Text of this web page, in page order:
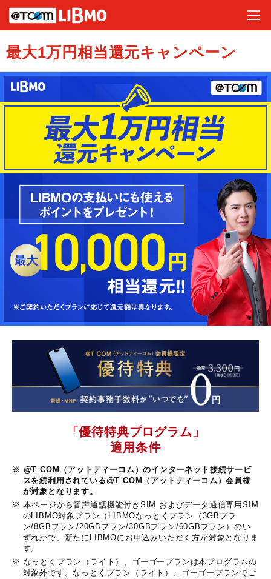
最大1万円相当還元キャンペーン
「優待特典プログラム」
適用条件
※ @T COM（アットティーコム）のインターネット接続サービ
スを続利用されている@T COM（アットティーコム）会員様
が対象となります。
※ 本ページから音声通話機能付きSIM およびデータ通信専用SIM
のLIBMO対象プラン（LIBMOなっとくプラン（3GBプラ
ン/8GBプラン/20GBプラン/30GBプラン/60GBプラン）のい
ずれかで、新たにLIBMOにお申込みいただく方が対象となりま
す。
※ なっとくプラン（ライト）、ゴーゴープランは本プログラムの
対象外です。なっとくプラン（ライト）、ゴーゴープランでご